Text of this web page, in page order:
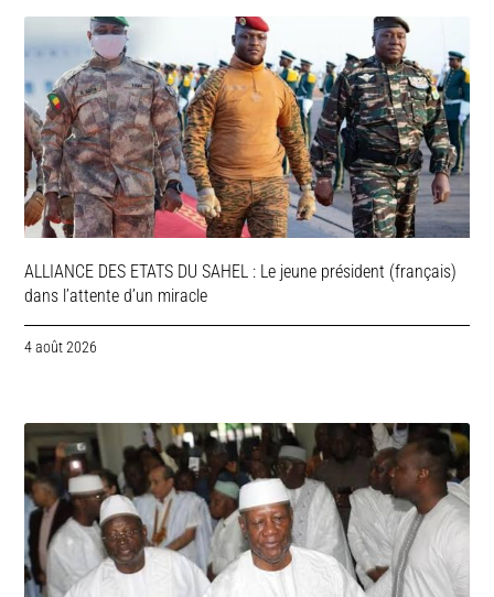
ALLIANCE DES ETATS DU SAHEL : Le jeune président (français)
dans l’attente d’un miracle
4 août 2026